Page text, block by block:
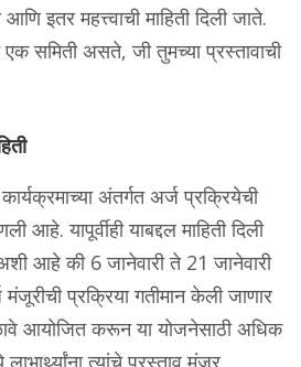
इतर महत्त्वाची माहिती दिली जाते.
एक समिती असते, जी तुमच्या प्रस्तावाची
कार्यक्रमाच्या अंतर्गत अर्ज प्रक्रियेची
आहे. यापूर्वीही याबद्दल माहिती दिली
अशी आहे की 6 जानेवारी ते 21 जानेवारी
प्रक्रिया गतीमान केली जाणार
आयोजित करून या योजनेसाठी अधिक